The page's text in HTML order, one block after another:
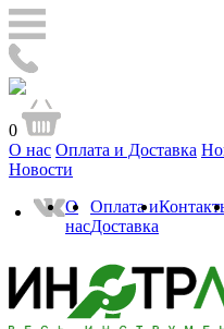
0
О нас Оплата и Доставка
Новости
О
нас
Оплата и
Доставка